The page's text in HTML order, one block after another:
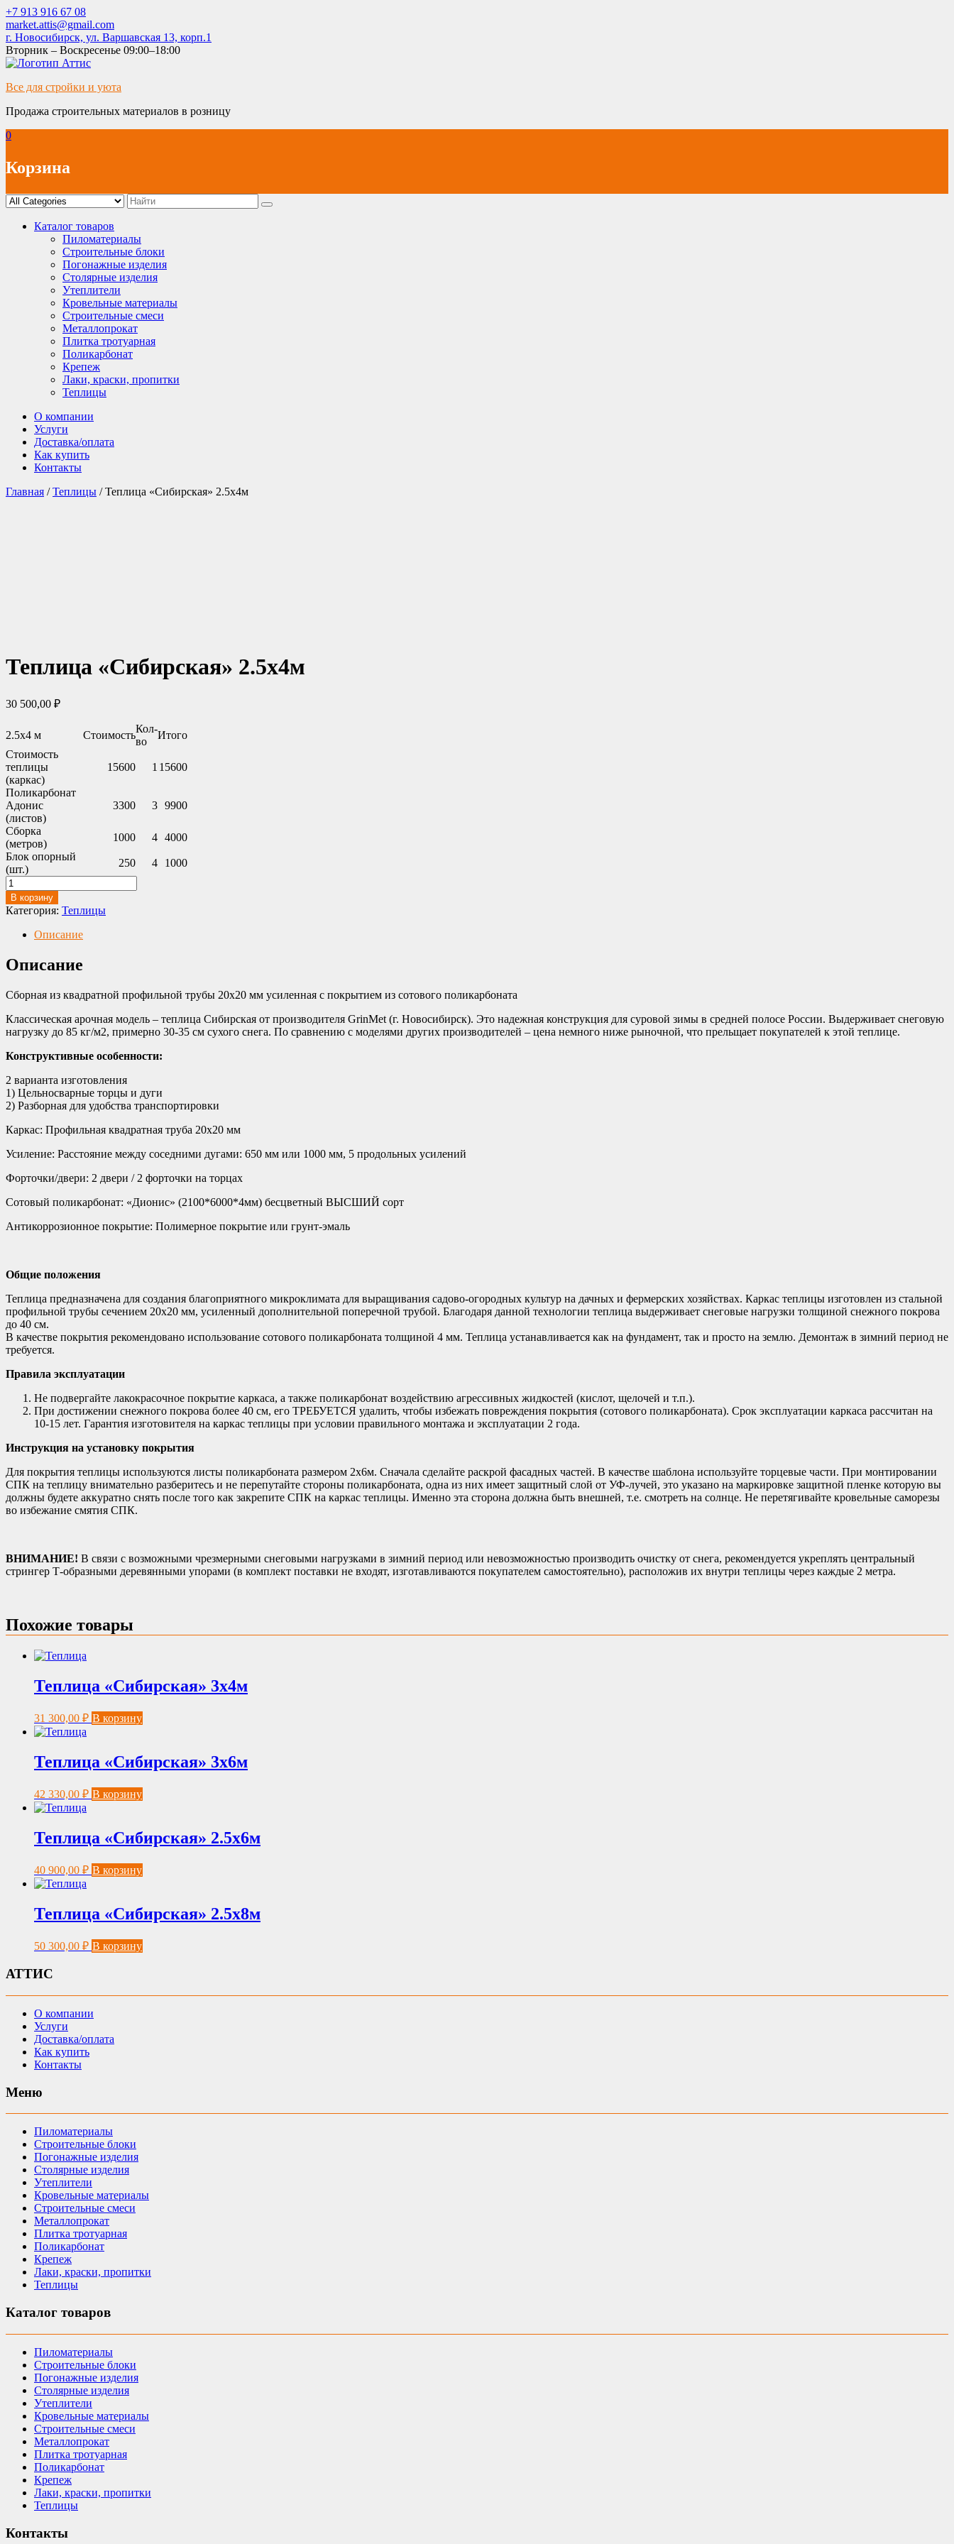
Skip
to
content
+7 913 916 67 08
market.attis@gmail.com
г. Новосибирск, ул. Варшавская 13, корп.1
Вторник – Воскресенье 09:00–18:00
Все для стройки и уюта
Продажа строительных материалов в розницу
0
Корзина
Каталог товаров
Пиломатериалы
Строительные блоки
Погонажные изделия
Столярные изделия
Утеплители
Кровельные материалы
Строительные смеси
Металлопрокат
Плитка тротуарная
Поликарбонат
Крепеж
Лаки, краски, пропитки
Теплицы
О компании
Услуги
Доставка/оплата
Как купить
Контакты
Главная /Теплицы / Теплица «Сибирская» 2.5х4м
Теплица «Сибирская» 2.5х4м
30 500,00 ₽
2.5х4 м Cтоимость
Кол-
во
Итого
Стоимость
теплицы
(каркас)
15600 1 15600
Поликарбонат
Адонис
(листов)
3300 3 9900
Сборка
(метров)
1000 4 4000
Блок опорный
(шт.)
250 4
1000
Количество
товара
Теплица
«Сибирская»
2.5х4м
В корзину
Категория: Теплицы
Описание
Описание
Сборная из квадратной профильной трубы 20х20 мм усиленная с покрытием из сотового поликарбоната
Классическая арочная модель – теплица Сибирская от производителя GrinMet (г. Новосибирск). Это надежная конструкция для суровой зимы в средней полосе России. Выдерживает снеговую
нагрузку до 85 кг/м2, примерно 30-35 см сухого снега. По сравнению с моделями других производителей – цена немного ниже рыночной, что прельщает покупателей к этой теплице.
Конструктивные особенности:
2 варианта изготовления
1) Цельносварные торцы и дуги
2) Разборная для удобства транспортировки
Каркас: Профильная квадратная труба 20х20 мм
Усиление: Расстояние между соседними дугами: 650 мм или 1000 мм, 5 продольных усилений
Форточки/двери: 2 двери / 2 форточки на торцах
Сотовый поликарбонат: «Дионис» (2100*6000*4мм) бесцветный ВЫСШИЙ сорт
Антикоррозионное покрытие: Полимерное покрытие или грунт-эмаль
Общие положения
Теплица предназначена для создания благоприятного микроклимата для выращивания садово-огородных культур на дачных и фермерских хозяйствах. Каркас теплицы изготовлен из стальной
профильной трубы сечением 20х20 мм, усиленный дополнительной поперечной трубой. Благодаря данной технологии теплица выдерживает снеговые нагрузки толщиной снежного покрова
до 40 см.
В качестве покрытия рекомендовано использование сотового поликарбоната толщиной 4 мм. Теплица устанавливается как на фундамент, так и просто на землю. Демонтаж в зимний период не
требуется.
Правила эксплуатации
Не подвергайте лакокрасочное покрытие каркаса, а также поликарбонат воздействию агрессивных жидкостей (кислот, щелочей и т.п.).
При достижении снежного покрова более 40 см, его ТРЕБУЕТСЯ удалить, чтобы избежать повреждения покрытия (сотового поликарбоната). Срок эксплуатации каркаса рассчитан на
10-15 лет. Гарантия изготовителя на каркас теплицы при условии правильного монтажа и эксплуатации 2 года.
Инструкция на установку покрытия
Для покрытия теплицы используются листы поликарбоната размером 2х6м. Сначала сделайте раскрой фасадных частей. В качестве шаблона используйте торцевые части. При монтировании
СПК на теплицу внимательно разберитесь и не перепутайте стороны поликарбоната, одна из них имеет защитный слой от УФ-лучей, это указано на маркировке защитной пленке которую вы
должны будете аккуратно снять после того как закрепите СПК на каркас теплицы. Именно эта сторона должна быть внешней, т.е. смотреть на солнце. Не перетягивайте кровельные саморезы
во избежание смятия СПК.
ВНИМАНИЕ! В связи с возможными чрезмерными снеговыми нагрузками в зимний период или невозможностью производить очистку от снега, рекомендуется укреплять центральный
стрингер Т-образными деревянными упорами (в комплект поставки не входят, изготавливаются покупателем самостоятельно), расположив их внутри теплицы через каждые 2 метра.
Похожие товары
Теплица «Сибирская» 3х4м
31 300,00 ₽ В корзину
Теплица «Сибирская» 3х6м
42 330,00 ₽ В корзину
Теплица «Сибирская» 2.5х6м
40 900,00 ₽ В корзину
Теплица «Сибирская» 2.5х8м
50 300,00 ₽ В корзину
АТТИС
О компании
Услуги
Доставка/оплата
Как купить
Контакты
Меню
Пиломатериалы
Строительные блоки
Погонажные изделия
Столярные изделия
Утеплители
Кровельные материалы
Строительные смеси
Металлопрокат
Плитка тротуарная
Поликарбонат
Крепеж
Лаки, краски, пропитки
Теплицы
Каталог товаров
Пиломатериалы
Строительные блоки
Погонажные изделия
Столярные изделия
Утеплители
Кровельные материалы
Строительные смеси
Металлопрокат
Плитка тротуарная
Поликарбонат
Крепеж
Лаки, краски, пропитки
Теплицы
Контакты